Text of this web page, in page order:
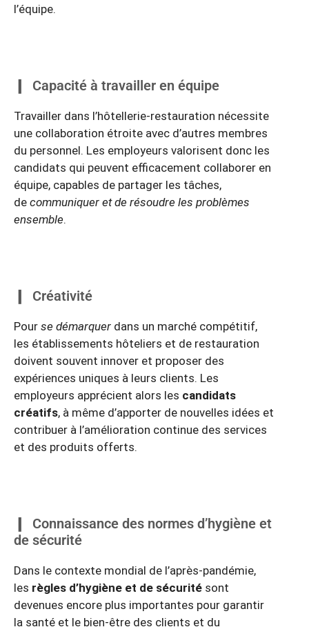
l’équipe.
Capacité à travailler en équipe
Travailler dans l’hôtellerie-restauration nécessite
une collaboration étroite avec d’autres membres
du personnel. Les employeurs valorisent donc les
candidats qui peuvent efficacement collaborer en
équipe, capables de partager les tâches,
de communiquer et de résoudre les problèmes
ensemble.
Créativité
Pour se démarquer dans un marché compétitif,
les établissements hôteliers et de restauration
doivent souvent innover et proposer des
expériences uniques à leurs clients. Les
employeurs apprécient alors les candidats
créatifs, à même d’apporter de nouvelles idées et
contribuer à l’amélioration continue des services
et des produits offerts.
Connaissance des normes d’hygiène et
de sécurité
Dans le contexte mondial de l’après-pandémie,
les règles d’hygiène et de sécurité sont
devenues encore plus importantes pour garantir
la santé et le bien-être des clients et du